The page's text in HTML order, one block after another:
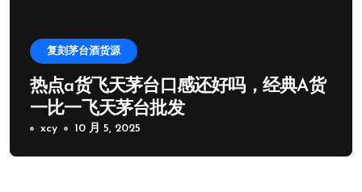
复刻茅台酒货源
热点a货飞天茅台口感还好吗，经典A货
一比一飞天茅台批发
xcy 10 月 5, 2025